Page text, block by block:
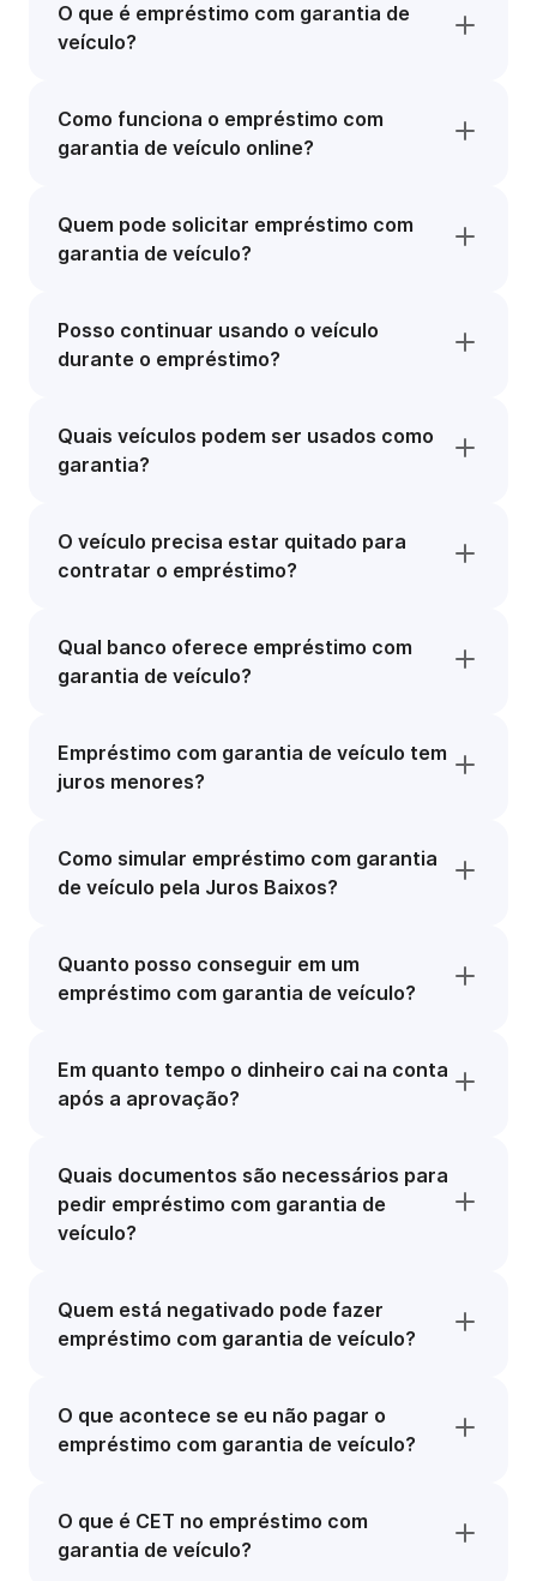
O que é empréstimo com garantia de
veículo?
Como funciona o empréstimo com
garantia de veículo online?
Quem pode solicitar empréstimo com
garantia de veículo?
Posso continuar usando o veículo
durante o empréstimo?
Quais veículos podem ser usados como
garantia?
O veículo precisa estar quitado para
contratar o empréstimo?
Qual banco oferece empréstimo com
garantia de veículo?
Empréstimo com garantia de veículo tem
juros menores?
Como simular empréstimo com garantia
de veículo pela Juros Baixos?
Quanto posso conseguir em um
empréstimo com garantia de veículo?
Em quanto tempo o dinheiro cai na conta
após a aprovação?
Quais documentos são necessários para
pedir empréstimo com garantia de
veículo?
Quem está negativado pode fazer
empréstimo com garantia de veículo?
O que acontece se eu não pagar o
empréstimo com garantia de veículo?
O que é CET no empréstimo com
garantia de veículo?